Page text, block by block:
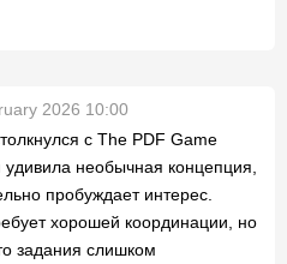
2026 10:00
с The PDF Game
необычная концепция,
пробуждает интерес.
хорошей координации, но
задания слишком